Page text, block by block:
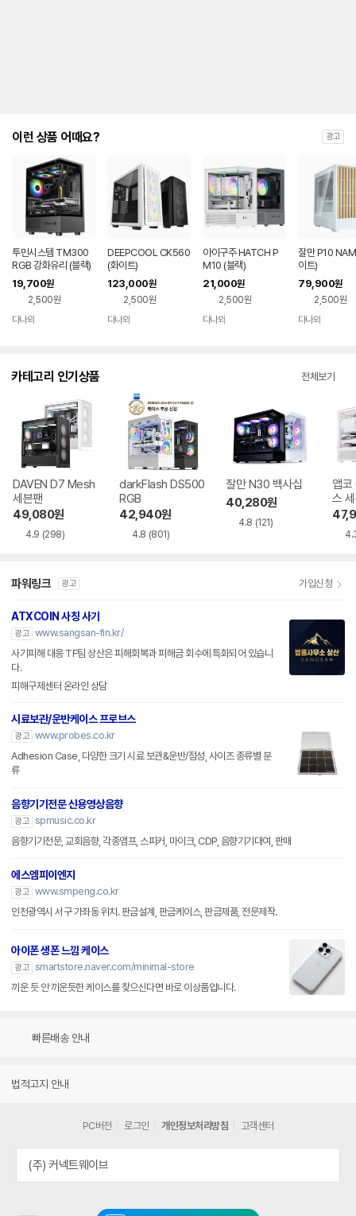
이런 상품 어때요? 광고
투민시스템 TM300
RGB 강화유리 (블랙)
19,700원
2,500원
다나와
DEEPCOOL CK560
(화이트)
123,000원
2,500원
다나와
아이구주 HATCH P
M10 (블랙)
21,000원
2,500원
다나와
잘만 P10
이트)
79,900원
2,500원
다나와
카테고리 인기상품 전체보기
DAVEN D7 Mesh
세븐팬
49,080원
4.9 (298)
darkFlash DS500
RGB
42,940원
4.8 (801)
잘만 N30 백사십
40,280원
4.8 (121)
앱코
스
파워링크 광고 가입신청
ATXCOIN 사칭 사기
광고 www.sangsan-fin.kr/
사기피해 대응 TF팀 상산은 피해회복과 피해금 회수에 특화되어 있습니
다.
피해구제센터 온라인 상담
시료보관/운반케이스 프로브스
광고 www.probes.co.kr
Adhesion Case, 다양한 크기 시료 보관&운반/점성, 사이즈 종류별 분
류
음향기기전문 신용영상음향
광고 spmusic.co.kr
음향기기전문, 교회음향, 각종앰프, 스피커, 마이크, CDP, 음향기기대여, 판매
에스엠피이엔지
광고 www.smpeng.co.kr
인천광역시 서구 가좌동 위치. 판금설계, 판금케이스, 판금제품, 전문제작.
아이폰 생폰 느낌 케이스
광고 smartstore.naver.com/minimal-store
끼운 듯 안 끼운듯한 케이스를 찾으신다면 바로 이상품입니다.
빠른배송 안내
법적고지 안내
PC버전 로그인 개인정보처리방침 고객센터
(주) 커넥트웨이브